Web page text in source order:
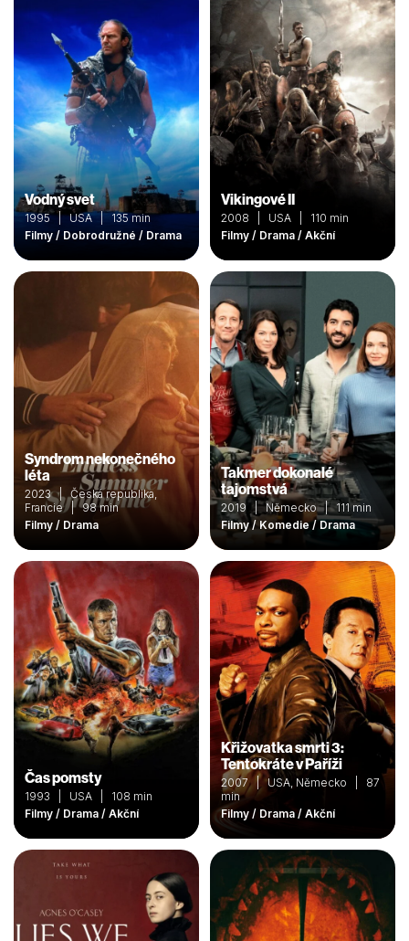
Vodný svet
1995 | USA | 135 min
Filmy / Dobrodružné / Drama
Vikingové II
2008 | USA | 110 min
Filmy / Drama / Akční
Syndrom nekonečného
léta
2023 | Česká republika,
Francie | 98 min
Filmy / Drama
Takmer dokonalé
tajomstvá
2019 | Německo | 111 min
Filmy / Komedie / Drama
Čas pomsty
1993 | USA | 108 min
Filmy / Drama / Akční
Křižovatka smrti 3:
Tentokráte v Paříži
2007 | USA, Německo | 87
min
Filmy / Drama / Akční